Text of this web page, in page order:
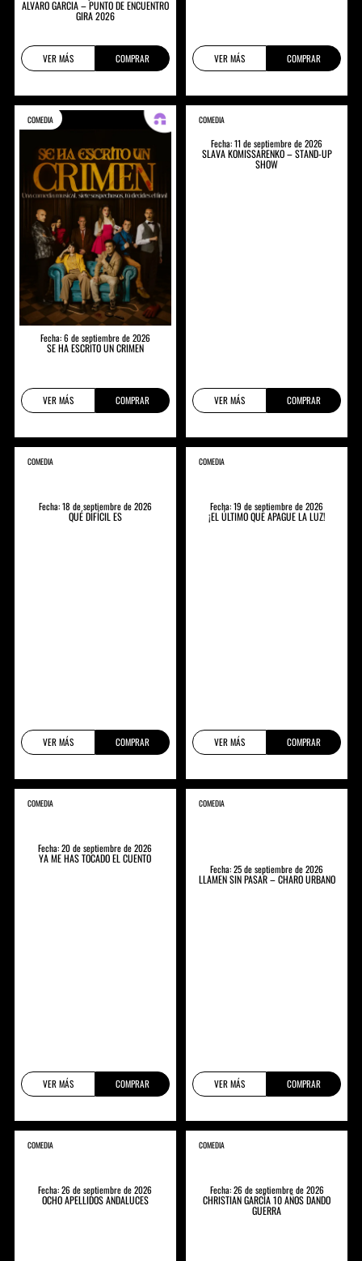
ALVARO GARCIA – PUNTO DE ENCUENTRO
GIRA 2026
VER MÁS COMPRAR VER MÁS COMPRAR
COMEDIA
Fecha: 6 de septiembre de 2026
SE HA ESCRITO UN CRIMEN
VER MÁS COMPRAR
COMEDIA
Fecha: 11 de septiembre de 2026
SLAVA KOMISSARENKO – STAND-UP
SHOW
VER MÁS COMPRAR
COMEDIA
Fecha: 18 de septiembre de 2026
QUÉ DIFÍCIL ES
VER MÁS COMPRAR
COMEDIA
Fecha: 19 de septiembre de 2026
¡EL ÚLTIMO QUE APAGUE LA LUZ!
VER MÁS COMPRAR
COMEDIA
Fecha: 20 de septiembre de 2026
YA ME HAS TOCADO EL CUENTO
VER MÁS COMPRAR
COMEDIA
Fecha: 25 de septiembre de 2026
LLAMEN SIN PASAR – CHARO URBANO
VER MÁS COMPRAR
COMEDIA
Fecha: 26 de septiembre de 2026
OCHO APELLIDOS ANDALUCES
COMEDIA
Fecha: 26 de septiembre de 2026
CHRISTIAN GARCÍA 10 AÑOS DANDO
GUERRA